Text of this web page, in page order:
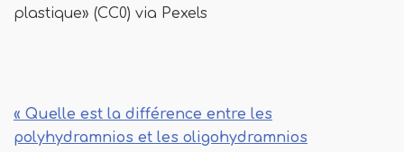
plastique» (CC0) via Pexels
« Quelle est la différence entre les
polyhydramnios et les oligohydramnios